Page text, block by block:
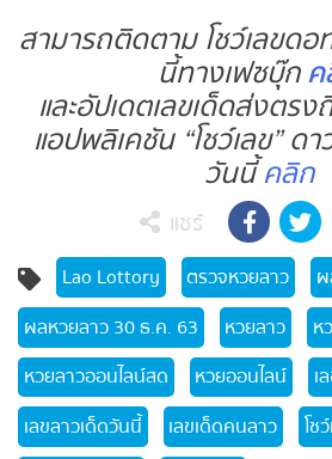
สามารถติดตาม โชว์เลขด
นี้ทางเฟซบุ๊ก
และอัปเดตเลขเด็ดส่งต
แอปพลิเคชัน “โชว์เลข” ด
วันนี้คลิก
แชร์
Lao Lottory ตรวจหวยลาว
ผลหวยลาว 30 ธ.ค. 63
หวยลาว
ห
หวยลาวออนไลน์สด
หวยออนไลน์
เ
เลขลาวเด็ดวันนี้
เลขเด็ดคนลาว
โช